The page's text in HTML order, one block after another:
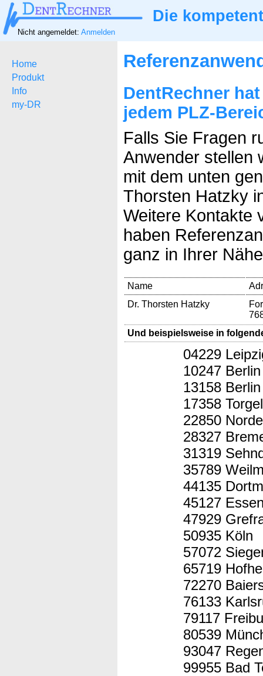
Die
Nicht angemeldet: Anmelden
Home
Produkt
Info
my-DR
DentRechner
jedem PLZ-
Falls Sie Fragen
Anwender stellen
mit dem unten
Thorsten Hatzky
Weitere Kontakte
haben
ganz in Ihrer
Name
Dr. Thorsten Hatzky
Und beispielsweise in
04229
10247 Berlin
13158 Berlin
17358
22850
28327
31319
35789
44135
45127
47929
50935 Köln
57072
65719
72270
76133
79117
80539
93047
99955 Bad